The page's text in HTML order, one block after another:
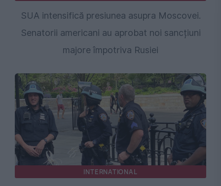
SUA intensifică presiunea asupra Moscovei.
Senatorii americani au aprobat noi sancțiuni
majore împotriva Rusiei
INTERNATIONAL